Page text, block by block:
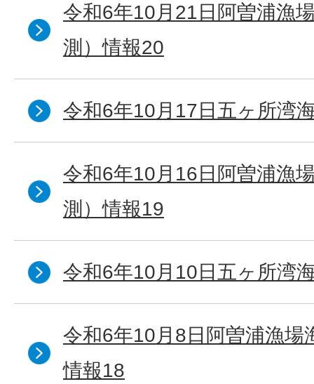
令和6年10月21日阿曽浦漁
測）情報20
令和6年10月17日五ヶ所湾
令和6年10月16日阿曽浦漁
測）情報19
令和6年10月10日五ヶ所湾
令和6年10月8日阿曽浦漁場
情報18